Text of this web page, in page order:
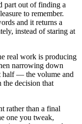
part out of finding a
to remember.
and it returns a
instead of staring at
real work is producing
narrowing down
half — the volume and
decision that
rather than a final
one you tweak,